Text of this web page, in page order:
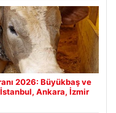
2026: Büyükbaş ve
Ankara, İzmir